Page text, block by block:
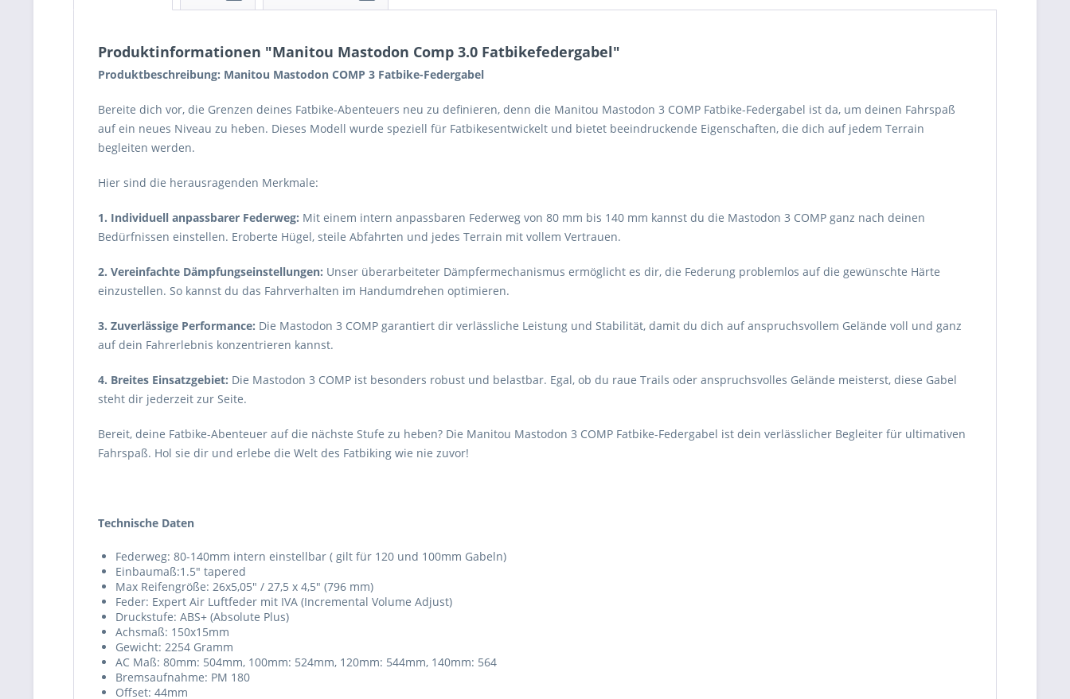
Produktinformationen "Manitou Mastodon Comp 3.0 Fatbikefedergabel"
Produktbeschreibung: Manitou Mastodon COMP 3 Fatbike-Federgabel
Bereite dich vor, die Grenzen deines Fatbike-Abenteuers neu zu definieren, denn die Manitou Mastodon 3 COMP Fatbike-Federgabel ist da, um deinen Fahrspaß
auf ein neues Niveau zu heben. Dieses Modell wurde speziell für Fatbikesentwickelt und bietet beeindruckende Eigenschaften, die dich auf jedem Terrain
begleiten werden.
Hier sind die herausragenden Merkmale:
1. Individuell anpassbarer Federweg: Mit einem intern anpassbaren Federweg von 80 mm bis 140 mm kannst du die Mastodon 3 COMP ganz nach deinen
Bedürfnissen einstellen. Eroberte Hügel, steile Abfahrten und jedes Terrain mit vollem Vertrauen.
2. Vereinfachte Dämpfungseinstellungen: Unser überarbeiteter Dämpfermechanismus ermöglicht es dir, die Federung problemlos auf die gewünschte Härte
einzustellen. So kannst du das Fahrverhalten im Handumdrehen optimieren.
3. Zuverlässige Performance: Die Mastodon 3 COMP garantiert dir verlässliche Leistung und Stabilität, damit du dich auf anspruchsvollem Gelände voll und ganz
auf dein Fahrerlebnis konzentrieren kannst.
4. Breites Einsatzgebiet: Die Mastodon 3 COMP ist besonders robust und belastbar. Egal, ob du raue Trails oder anspruchsvolles Gelände meisterst, diese Gabel
steht dir jederzeit zur Seite.
Bereit, deine Fatbike-Abenteuer auf die nächste Stufe zu heben? Die Manitou Mastodon 3 COMP Fatbike-Federgabel ist dein verlässlicher Begleiter für ultimativen
Fahrspaß. Hol sie dir und erlebe die Welt des Fatbiking wie nie zuvor!
Technische Daten
Federweg: 80-140mm intern einstellbar ( gilt für 120 und 100mm Gabeln)
Einbaumaß:1.5" tapered
Max Reifengröße: 26x5,05" / 27,5 x 4,5" (796 mm)
Feder: Expert Air Luftfeder mit IVA (Incremental Volume Adjust)
Druckstufe: ABS+ (Absolute Plus)
Achsmaß: 150x15mm
Gewicht: 2254 Gramm
AC Maß: 80mm: 504mm, 100mm: 524mm, 120mm: 544mm, 140mm: 564
Bremsaufnahme: PM 180
Offset: 44mm